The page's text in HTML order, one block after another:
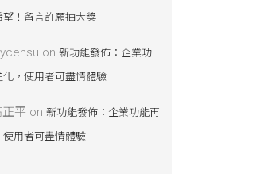
望！留言許願抽大獎
on 新功能發佈：企業功
化，使用者可盡情體驗
正平 on 新功能發佈：企業功能再
使用者可盡情體驗